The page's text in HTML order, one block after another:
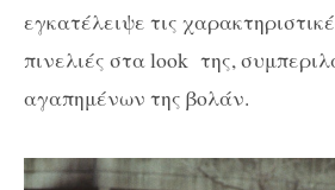
εγκατέλειψε τις
πινελιές στα look της,
αγαπημένων της βολάν.